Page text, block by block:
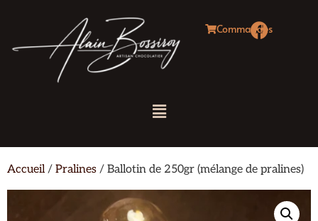
Commandes
Accueil/ Pralines / Ballotin de 250gr (mélange de pralines)